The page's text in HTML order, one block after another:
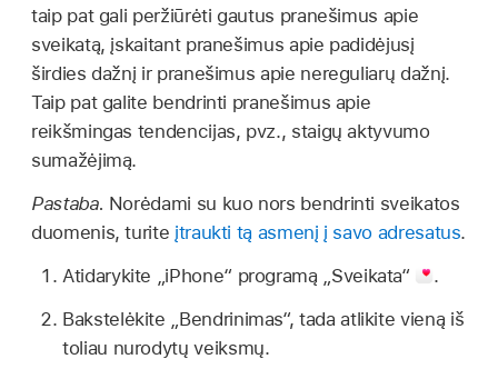
taip pat gali peržiūrėti gautus pranešimus apie
sveikatą, įskaitant pranešimus apie padidėjusį
širdies dažnį ir pranešimus apie nereguliarų dažnį.
Taip pat galite bendrinti pranešimus apie
reikšmingas tendencijas, pvz., staigų aktyvumo
sumažėjimą.
Pastaba. Norėdami su kuo nors bendrinti sveikatos
duomenis, turite įtraukti tą asmenį į savo adresatus.
Atidarykite „iPhone“ programą „Sveikata“
.
Bakstelėkite „Bendrinimas“, tada atlikite vieną iš
toliau nurodytų veiksmų.